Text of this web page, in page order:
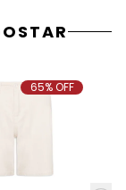
65% OFF